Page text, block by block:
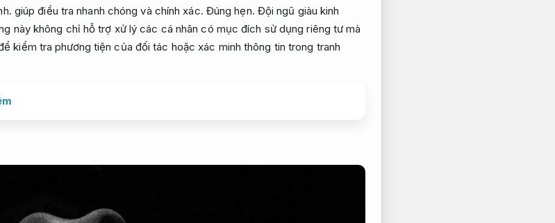
giúp điều tra nhanh chóng và chính xác. Đúng hẹn. Đội ngũ giàu kinh
này không chỉ hỗ trợ xử lý các cá nhân có mục đích sử dụng riêng tư mà
kiểm tra phương tiện của đối tác hoặc xác minh thông tin trong tranh